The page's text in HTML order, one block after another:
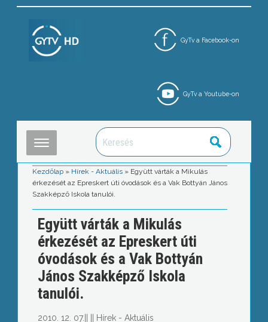
GyTv a Facebook-on
GyTv a Youtube-on
Kezdőlap » Hírek - Aktuális » Együtt várták a Mikulás
érkezését az Epreskert úti óvodások és a Vak Bottyán János
Szakképző Iskola tanulói.
Együtt várták a Mikulás
érkezését az Epreskert úti
óvodások és a Vak Bottyán
János Szakképző Iskola
tanulói.
2010. 12. 07. Hírek - Aktuális